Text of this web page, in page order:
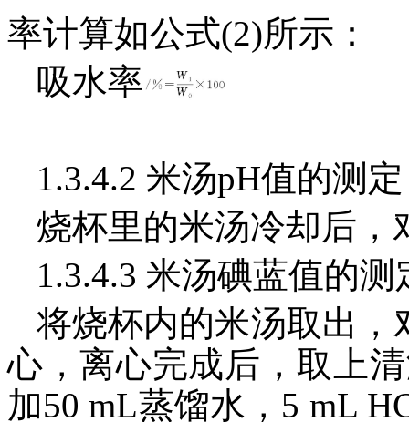
率计算如公式(2)所示：
吸水率
1.3.4.2 米汤pH值的测定
烧杯里的米汤冷却后，
1.3.4.3 米汤碘蓝值的测
将烧杯内的米汤取出，
心，离心完成后，取上
加50 mL蒸馏水，5 mL